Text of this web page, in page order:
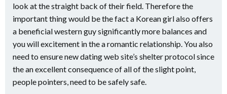
look at the straight back of their field. Therefore the
important thing would be the fact a Korean girl also offers
a beneficial western guy significantly more balances and
you will excitement in the a romantic relationship. You also
need to ensure new dating web site’s shelter protocol since
the an excellent consequence of all of the slight point,
people pointers, need to be safely safe.